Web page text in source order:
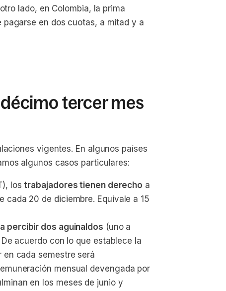
lado, en Colombia, la prima
pagarse en dos cuotas, a mitad y a
tercer mes
vigentes. En algunos países
algunos casos particulares:
los trabajadores tienen derecho a
cada 20 de diciembre. Equivale a 15
percibir dos aguinaldos (uno a
acuerdo con lo que establece la
en cada semestre será
mensual devengada por
en los meses de junio y